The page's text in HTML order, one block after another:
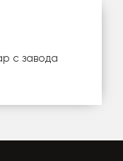
с завода